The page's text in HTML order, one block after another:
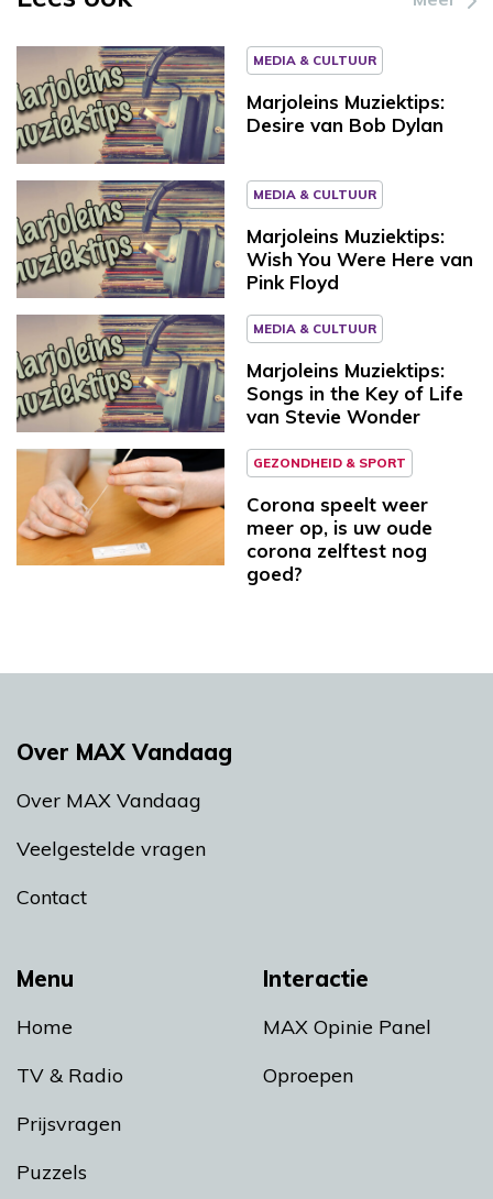
MEDIA & CULTUUR
Marjoleins Muziektips:
Desire van Bob Dylan
MEDIA & CULTUUR
Marjoleins Muziektips:
Wish You Were Here van
Pink Floyd
MEDIA & CULTUUR
Marjoleins Muziektips:
Songs in the Key of Life
van Stevie Wonder
GEZONDHEID & SPORT
Corona speelt weer
meer op, is uw oude
corona zelftest nog
goed?
Menu
Home
TV & Radio
Prijsvragen
Puzzels
Interactie
MAX Opinie Panel
Oproepen
Over MAX Vandaag
Over MAX Vandaag
Veelgestelde vragen
Contact